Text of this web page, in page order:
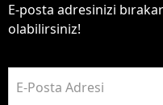
E-posta adresinizi
olabilirsiniz!
E-Posta Adresi